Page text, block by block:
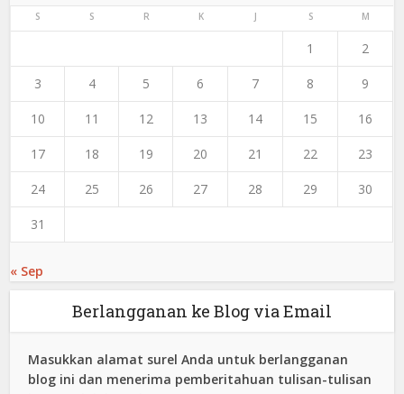
S S R K J S M
1 2
3 4 5 6 7 8 9
10 11 12 13 14 15 16
17 18 19 20 21 22 23
24 25 26 27 28 29 30
31
« Sep
Berlangganan ke Blog via Email
Masukkan alamat surel Anda untuk berlangganan
blog ini dan menerima pemberitahuan tulisan-tulisan